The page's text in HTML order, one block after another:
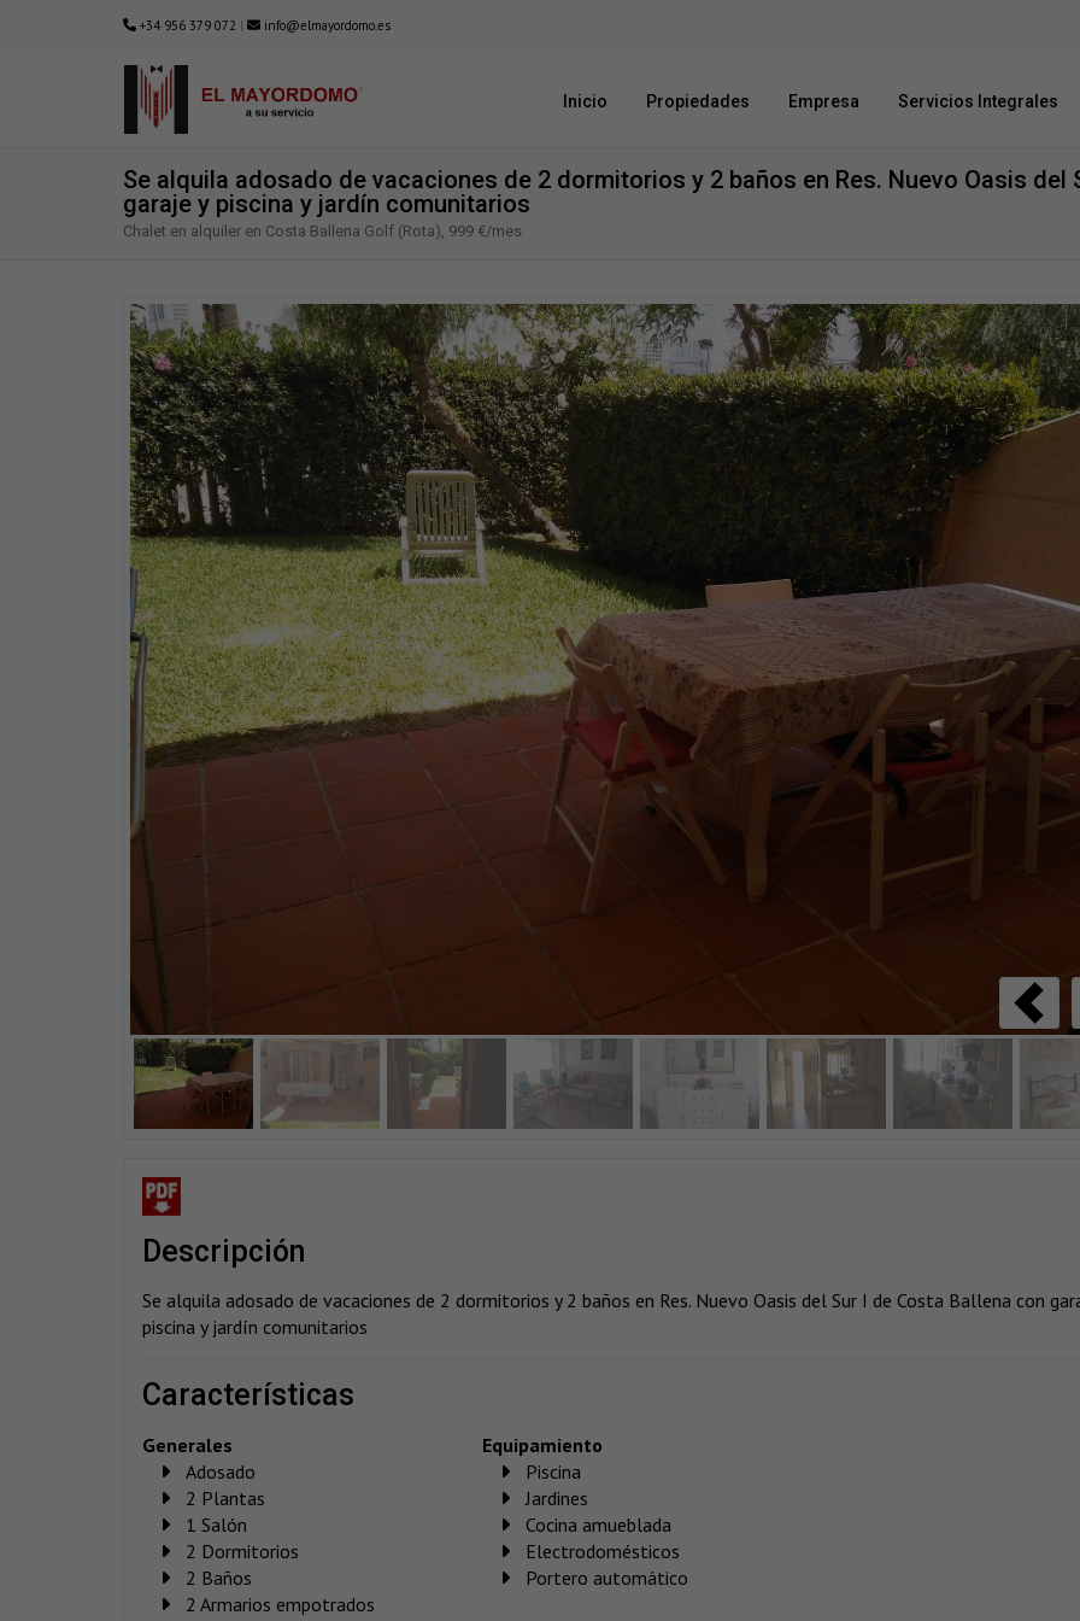
+34 956 379 072 | info@elmayordomo.es
Inicio Propiedades Empresa Servicios Integrales
Se alquila adosado de vacaciones de 2 dormitorios y 2 baños en Res. Nuevo Oasis del
garaje y piscina y jardín comunitarios
Chalet en alquiler en Costa Ballena Golf (Rota), 999 €/mes
descripción
Se alquila adosado de vacaciones de 2 dormitorios y 2 baños en Res. Nuevo Oasis del Sur I de Costa Ballena con
piscina y jardín comunitarios
características
Generales
Adosado
2 Plantas
1 Salón
2 Dormitorios
2 Baños
2 Armarios empotrados
Equipamiento
Piscina
Jardines
Cocina amueblada
Electrodomésticos
Portero automático